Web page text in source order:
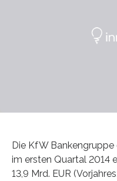
Die KfW
im ersten Quartal 2014
13,9 Mrd. EUR